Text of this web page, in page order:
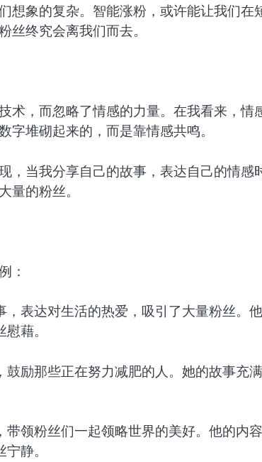
象的复杂。智能涨粉，或许能让我们在
终究会离我们而去。
术，而忽略了情感的力量。在我看来，情
堆砌起来的，而是靠情感共鸣。
，当我分享自己的故事，表达自己的情感
的粉丝。
：
，表达对生活的热爱，吸引了大量粉丝。
藉。
鼓励那些正在努力减肥的人。她的故事充
带领粉丝们一起领略世界的美好。他的内
静。